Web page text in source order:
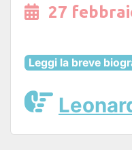
27
Leggi la breve